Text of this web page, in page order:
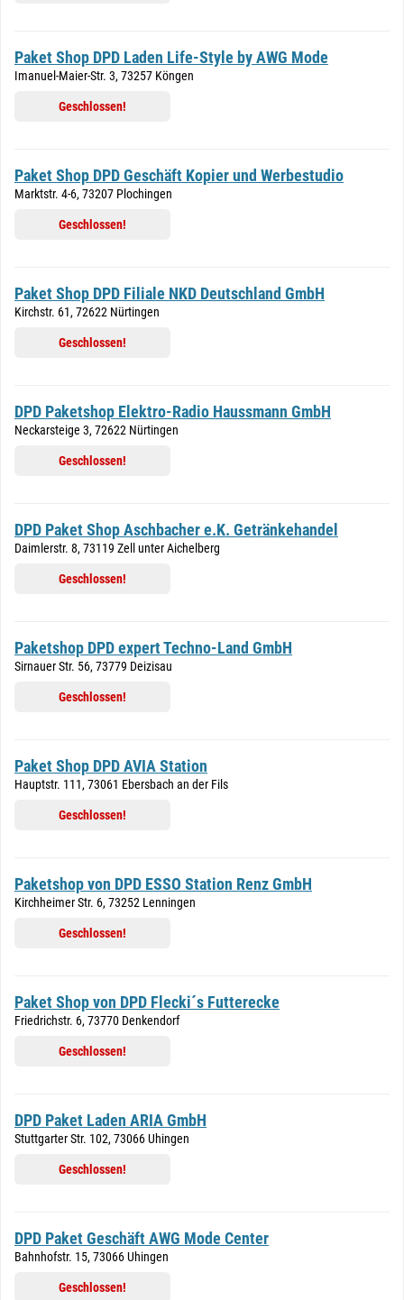
Paket Shop DPD Laden Life-Style by AWG Mode
Imanuel-Maier-Str. 3, 73257 Köngen
Geschlossen!
Paket Shop DPD Geschäft Kopier und Werbestudio
Marktstr. 4-6, 73207 Plochingen
Geschlossen!
Paket Shop DPD Filiale NKD Deutschland GmbH
Kirchstr. 61, 72622 Nürtingen
Geschlossen!
DPD Paketshop Elektro-Radio Haussmann GmbH
Neckarsteige 3, 72622 Nürtingen
Geschlossen!
DPD Paket Shop Aschbacher e.K. Getränkehandel
Daimlerstr. 8, 73119 Zell unter Aichelberg
Geschlossen!
Paketshop DPD expert Techno-Land GmbH
Sirnauer Str. 56, 73779 Deizisau
Geschlossen!
Paket Shop DPD AVIA Station
Hauptstr. 111, 73061 Ebersbach an der Fils
Geschlossen!
Paketshop von DPD ESSO Station Renz GmbH
Kirchheimer Str. 6, 73252 Lenningen
Geschlossen!
Paket Shop von DPD Flecki´s Futterecke
Friedrichstr. 6, 73770 Denkendorf
Geschlossen!
DPD Paket Laden ARIA GmbH
Stuttgarter Str. 102, 73066 Uhingen
Geschlossen!
DPD Paket Geschäft AWG Mode Center
Bahnhofstr. 15, 73066 Uhingen
Geschlossen!